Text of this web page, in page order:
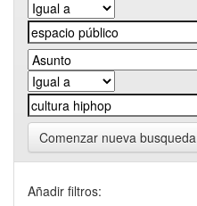
Comenzar nueva busqueda
Añadir filtros: